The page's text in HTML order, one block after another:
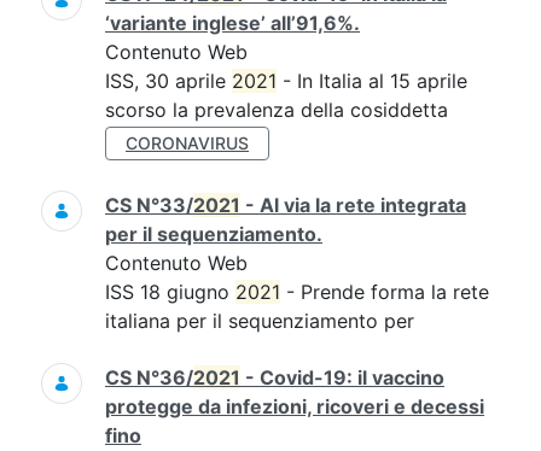
‘variante inglese’ all’91,6%.
Contenuto Web
ISS, 30 aprile 2021 - In Italia al 15 aprile
scorso la prevalenza della cosiddetta
CORONAVIRUS
CS N°33/2021 - Al via la rete integrata
per il sequenziamento.
Contenuto Web
ISS 18 giugno 2021 - Prende forma la rete
italiana per il sequenziamento per
CS N°36/2021 - Covid-19: il vaccino
protegge da infezioni, ricoveri e decessi
fino